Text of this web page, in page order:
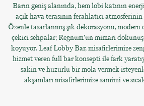
Barın geniş alanında, hem lobi katının
açık hava terasının ferahlatıcı
Özenle tasarlanmış şık dekorasyonu,
çekici sehpalar; Regnum’un mimari
koyuyor. Leaf Lobby Bar, misafirlerimize
hizmet veren full bar konsepti ile fark
sakin ve huzurlu bir mola vermek
akşamları misafirlerimize samimi ve